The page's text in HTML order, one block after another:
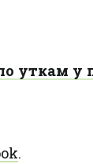
уткам у
.